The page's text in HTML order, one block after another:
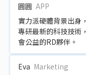
圓圓 APP
實力派硬體背景出身
專研最新的科技技術
會公益的RD夥伴。
Eva Marketing